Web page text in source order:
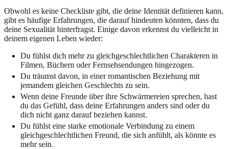
Obwohl es keine Checkliste gibt, die deine Identität definieren kann,
gibt es häufige Erfahrungen, die darauf hindeuten könnten, dass du
deine Sexualität hinterfragst. Einige davon erkennst du vielleicht in
deinem eigenen Leben wieder:
Du fühlst dich mehr zu gleichgeschlechtlichen Charakteren in
Filmen, Büchern oder Fernsehsendungen hingezogen.
Du träumst davon, in einer romantischen Beziehung mit
jemandem gleichen Geschlechts zu sein.
Wenn deine Freunde über ihre Schwärmereien sprechen, hast
du das Gefühl, dass deine Erfahrungen anders sind oder du
dich nicht ganz darauf beziehen kannst.
Du fühlst eine starke emotionale Verbindung zu einem
gleichgeschlechtlichen Freund, die sich anfühlt, als könnte es
mehr sein.